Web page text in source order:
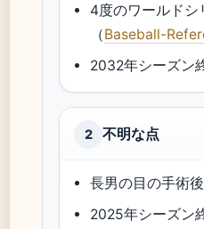
4度のワールド
（Baseball-
2032年シーズン
2 不明な点
長男の目の手術
2025年シーズン